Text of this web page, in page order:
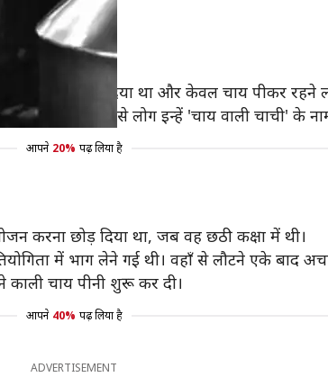
महिला रहती हैं।
का त्याग कर दिया था और केवल चाय पीकर रहने
की वजह से लोग इन्हें 'चाय वाली चाची' के
आपने 20% पढ़ लिया है
करना छोड़ दिया था, जब वह छठी कक्षा में थी।
में भाग लेने गई थी। वहाँ से लौटने एके बाद
चाय पीनी शुरू कर दी।
आपने 40% पढ़ लिया है
ADVERTISEMENT